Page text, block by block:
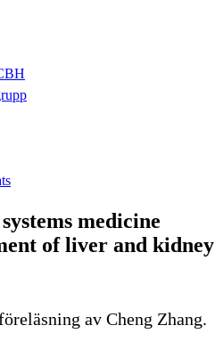
medicine
of liver and kidney
av Cheng Zhang.